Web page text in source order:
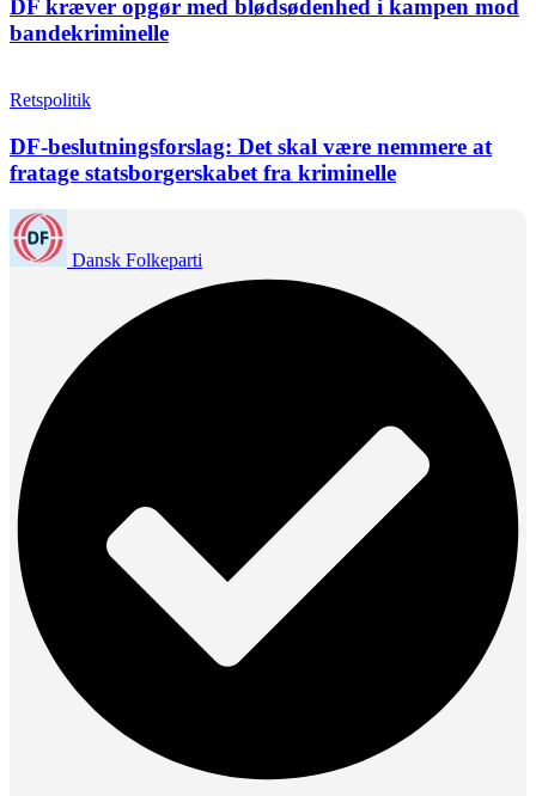
DF kræver opgør med blødsødenhed i kampen mod
bandekriminelle
Retspolitik
DF-beslutningsforslag: Det skal være nemmere at
fratage statsborgerskabet fra kriminelle
Dansk Folkeparti